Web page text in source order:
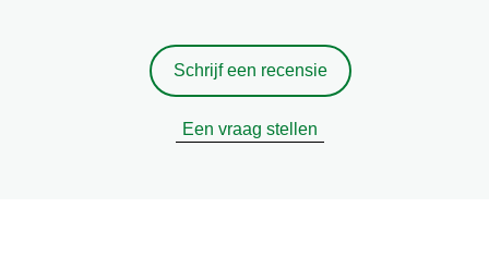
Schrijf een recensie
Een vraag stellen